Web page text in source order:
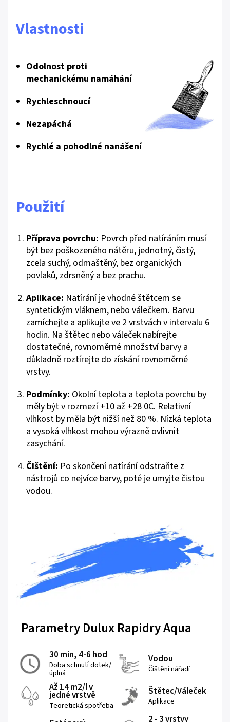
Vlastnosti
Odolnost proti
mechanickému namáhání
Rychleschnoucí
Nezapáchá
Rychlé a pohodlné nanášení
Použití
Příprava povrchu: Povrch před natíráním musí
být bez poškozeného nátěru, jednotný, čistý,
zcela suchý, odmaštěný, bez organických
povlaků, zdrsněný a bez prachu.
Aplikace: Natírání je vhodné štětcem se
syntetickým vláknem, nebo válečkem. Barvu
zamíchejte a aplikujte ve 2 vrstvách v intervalu 6
hodin. Na štětec nebo váleček nabírejte
dostatečné, rovnoměrné množství barvy a
důkladně roztírejte do získání rovnoměrné
vrstvy.
Podmínky: Okolní teplota a teplota povrchu by
měly být v rozmezí +10 až +28 0C. Relativní
vlhkost by měla být nižší než 80 %. Nízká teplota
a vysoká vlhkost mohou výrazně ovlivnit
zasychání.
Čištění: Po skončení natírání odstraňte z
nástrojů co nejvíce barvy, poté je umyjte čistou
vodou.
Parametry Dulux Rapidry Aqua
30 min, 4-6 hod
Doba schnutí dotek/
úplná
Vodou
Čištění nářadí
Až 14 m2/l v
jedné vrstvě
Teoretická spotřeba
Štětec/Váleček
Aplikace
2 - 3 vrstvy